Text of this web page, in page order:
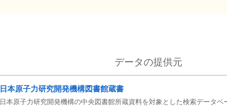
データの提供元
日本原子力研究開発機構図書館蔵書
日本原子力研究開発機構の中央図書館所蔵資料を対象とした検索データベ